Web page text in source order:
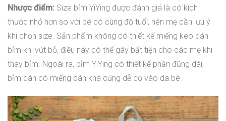
Nhược điểm: Size bỉm YiYing được đánh giá là có kích
thước nhỏ hơn so với bé có cùng độ tuổi, nên mẹ cần lưu ý
khi chọn size. Sản phẩm không có thiết kế miếng keo dán
bỉm khi vứt bỏ, điều này có thể gây bất tiện cho các mẹ khi
thay bỉm. Ngoài ra, bỉm YiYing có thiết kế phần đũng dài,
bỉm dán có miếng dán khá cứng dễ cọ vào da bé.